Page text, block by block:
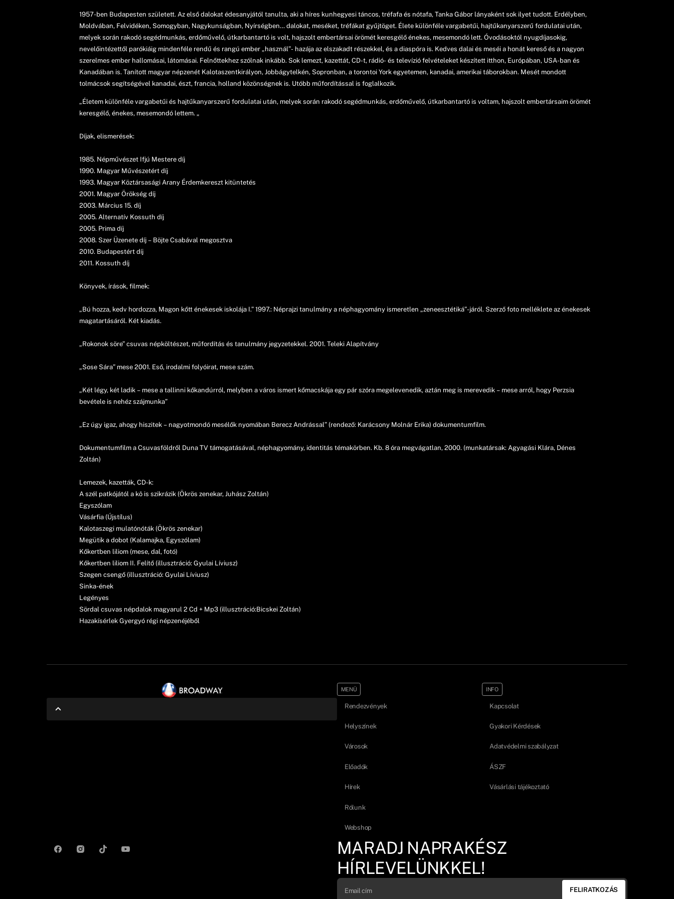
1957-ben Budapesten született. Az első dalokat édesanyjától tanulta, aki a híres kunhegyesi táncos, tréfafa és nótafa, Tanka Gábor lányaként sok ilyet tudott. Erdélyben,
Moldvában, Felvidéken, Somogyban, Nagykunságban, Nyírségben… dalokat, meséket, tréfákat gyűjtöget. Élete különféle vargabetűi, hajtűkanyarszerű fordulatai után,
melyek során rakodó segédmunkás, erdőművelő, útkarbantartó is volt, hajszolt embertársai örömét keresgélő énekes, mesemondó lett. Óvodásoktól nyugdíjasokig,
nevelőintézettől parókiáig mindenféle rendű és rangú ember „használ”- hazája az elszakadt részekkel, és a diaspóra is. Kedves dalai és meséi a honát kereső és a nagyon
szerelmes ember hallomásai, látomásai. Felnőttekhez szólnak inkább. Sok lemezt, kazettát, CD-t, rádió- és televízió felvételeket készített itthon, Európában, USA-ban és
Kanadában is. Tanított magyar népzenét Kalotaszentkirályon, Jobbágytelkén, Sopronban, a torontoi York egyetemen, kanadai, amerikai táborokban. Mesét mondott
tolmácsok segítségével kanadai, észt, francia, holland közönségnek is. Utóbb műfordítással is foglalkozik.
„Életem különféle vargabetűi és hajtűkanyarszerű fordulatai után, melyek során rakodó segédmunkás, erdőművelő, útkarbantartó is voltam, hajszolt embertársaim örömét
keresgélő, énekes, mesemondó lettem. „
Díjak, elismerések:
1985. Népművészet Ifjú Mestere díj
1990. Magyar Művészetért díj
1993. Magyar Köztársasági Arany Érdemkereszt kitüntetés
2001. Magyar Örökség díj
2003. Március 15. díj
2005. Alternatív Kossuth díj
2005. Prima díj
2008. Szer Üzenete díj – Böjte Csabával megosztva
2010. Budapestért díj
2011. Kossuth díj
Könyvek, írások, filmek:
„Bú hozza, kedv hordozza, Magon kőtt énekesek iskolája I.” 1997.: Néprajzi tanulmány a néphagyomány ismeretlen „zeneesztétiká”-járól. Szerző foto melléklete az énekesek
magatartásáról. Két kiadás.
„Rokonok söre” csuvas népköltészet, műfordítás és tanulmány jegyzetekkel. 2001. Teleki Alapítvány
„Sose Sára” mese 2001. Eső, irodalmi folyóirat, mese szám.
„Két légy, két ladik – mese a tallinni kőkandúrról, melyben a város ismert kőmacskája egy pár szóra megelevenedik, aztán meg is merevedik – mese arról, hogy Perzsia
bevétele is nehéz szájmunka”
„Ez úgy igaz, ahogy hiszitek – nagyotmondó mesélők nyomában Berecz Andrással” (rendező: Karácsony Molnár Erika) dokumentumfilm.
Dokumentumfilm a Csuvasföldről Duna TV támogatásával, néphagyomány, identitás témakörben. Kb. 8 óra megvágatlan, 2000. (munkatársak: Agyagási Klára, Dénes
Zoltán)
Lemezek, kazetták, CD-k:
A szél patkójától a kõ is szikrázik (Ökrös zenekar, Juhász Zoltán)
Egyszólam
Vásárfia (Újstílus)
Kalotaszegi mulatónóták (Ökrös zenekar)
Megütik a dobot (Kalamajka, Egyszólam)
Kőkertben liliom (mese, dal, fotó)
Kőkertben liliom II. Felítő (illusztráció: Gyulai Líviusz)
Szegen csengő (illusztráció: Gyulai Líviusz)
Sinka-ének
Legényes
Sördal csuvas népdalok magyarul 2 Cd + Mp3 (illusztráció:Bicskei Zoltán)
Hazakísérlek Gyergyó régi népzenéjéből
MENÜ
Rendezvények
Helyszínek
Városok
Előadók
Hírek
Rólunk
Webshop
INFO
Kapcsolat
Gyakori Kérdések
Adatvédelmi szabályzat
ÁSZF
Vásárlási tájékoztató
MARADJ NAPRAKÉSZ
HÍRLEVELÜNKKEL!
FELIRATKOZÁS